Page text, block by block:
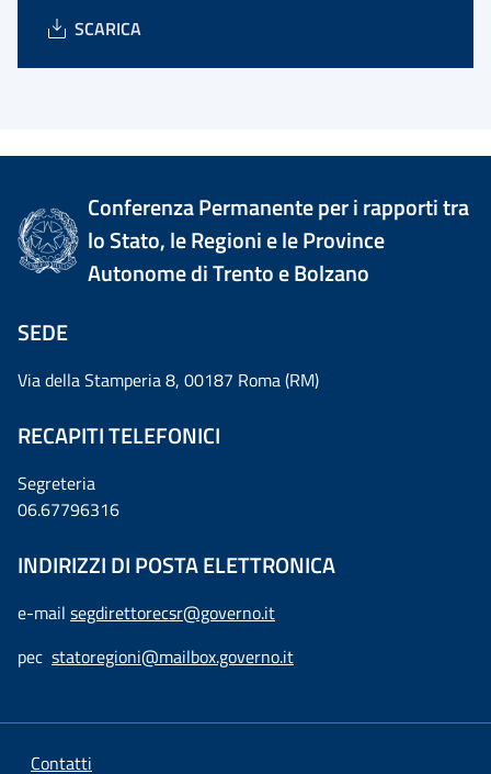
SCARICA
Conferenza Permanente per i rapporti tra
lo Stato, le Regioni e le Province
Autonome di Trento e Bolzano
SEDE
Via della Stamperia 8, 00187 Roma (RM)
RECAPITI TELEFONICI
Segreteria
06.67796316
INDIRIZZI DI POSTA ELETTRONICA
e-mail segdirettorecsr@governo.it
pec statoregioni@mailbox.governo.it
Contatti